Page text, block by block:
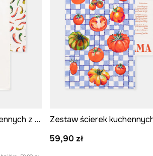
Zestaw ścierek kuchennych z dodatkiem lnu
59,90 zł